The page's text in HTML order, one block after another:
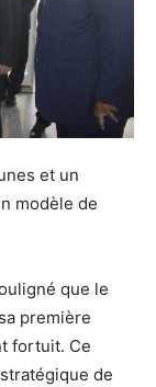
et un
modèle de
que le
première
fortuit. Ce
de